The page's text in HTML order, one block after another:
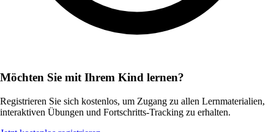
Möchten Sie mit Ihrem Kind lernen?
Registrieren Sie sich kostenlos, um Zugang zu allen Lernmaterialien,
interaktiven Übungen und Fortschritts-Tracking zu erhalten.